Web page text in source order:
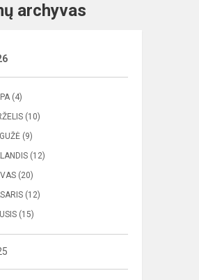
archyvas
(4)
(10)
(9)
(12)
(20)
(12)
(15)